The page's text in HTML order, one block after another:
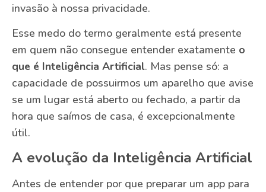
invasão à nossa privacidade.
Esse medo do termo geralmente está presente
em quem não consegue entender exatamente o
que é Inteligência Artificial. Mas pense só: a
capacidade de possuirmos um aparelho que avise
se um lugar está aberto ou fechado, a partir da
hora que saímos de casa, é excepcionalmente
útil.
A evolução da Inteligência Artificial
Antes de entender por que preparar um app para